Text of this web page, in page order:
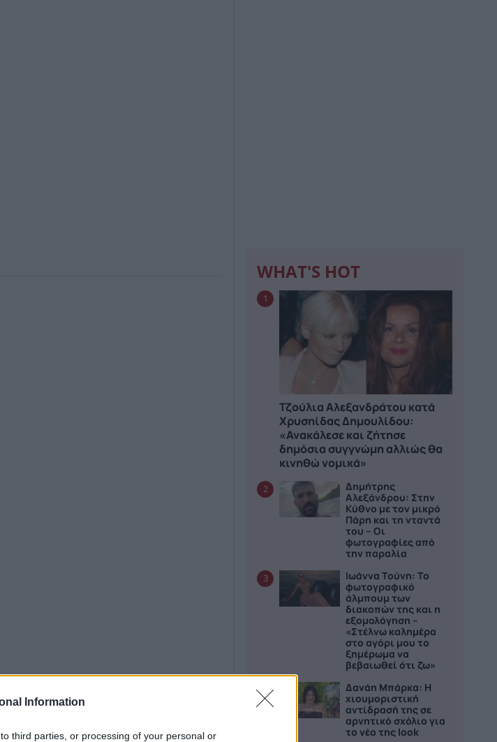
Information
third parties, or processing of your personal or
WHAT'S HOT
1
Τζούλια Αλεξανδράτου κατά
Χρυσηίδας Δημουλίδου:
«Ανακάλεσε και ζήτησε
δημόσια συγγνώμη αλλιώς θα
κινηθώ νομικά»
2
Δημήτρης
Αλεξάνδρου: Στην
Κύθνο με τον μικρό
Πάρη και τη νταντά
του – Οι
φωτογραφίες από
την παραλία
3
Ιωάννα Τούνη: Το
φωτογραφικό
άλμπουμ των
διακοπών της και η
εξομολόγηση –
«Στέλνω καλημέρα
στο αγόρι μου το
ξημέρωμα να
βεβαιωθεί ότι ζω»
Δανάη Μπάρκα: Η
χιουμοριστική
αντίδρασή της σε
αρνητικό σχόλιο για
το νέο της look